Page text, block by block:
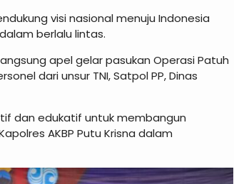
visi nasional menuju Indonesia
berlalu lintas.
apel gelar pasukan Operasi Patuh
dari unsur TNI, Satpol PP, Dinas
dan edukatif untuk membangun
AKBP Putu Krisna dalam